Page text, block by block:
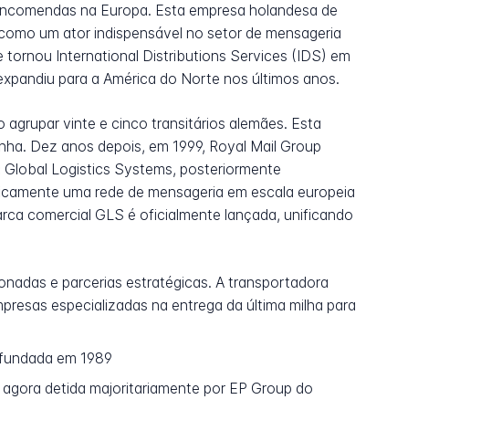
na Europa. Esta empresa holandesa de
um ator indispensável no setor de mensageria
International Distributions Services (IDS) em
para a América do Norte nos últimos anos.
agrupar vinte e cinco transitários alemães. Esta
Dez anos depois, em 1999, Royal Mail Group
Logistics Systems, posteriormente
uma rede de mensageria em escala europeia
comercial GLS é oficialmente lançada, unificando
e parcerias estratégicas. A transportadora
especializadas na entrega da última milha para
em 1989
detida majoritariamente por EP Group do